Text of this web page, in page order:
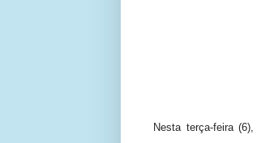
Nesta terça-feira